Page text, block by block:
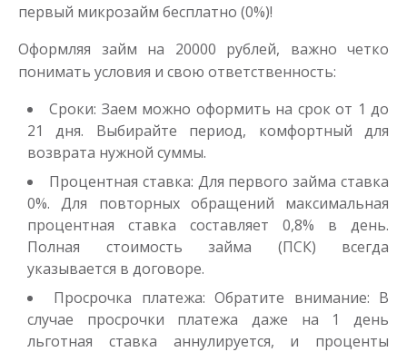
первый микрозайм бесплатно (0%)!
Оформляя займ на 20000 рублей, важно четко
понимать условия и свою ответственность:
Сроки: Заем можно оформить на срок от 1 до
21 дня. Выбирайте период, комфортный для
возврата нужной суммы.
Процентная ставка: Для первого займа ставка
0%. Для повторных обращений максимальная
процентная ставка составляет 0,8% в день.
Полная стоимость займа (ПСК) всегда
указывается в договоре.
Просрочка платежа: Обратите внимание: В
случае просрочки платежа даже на 1 день
льготная ставка аннулируется, и проценты